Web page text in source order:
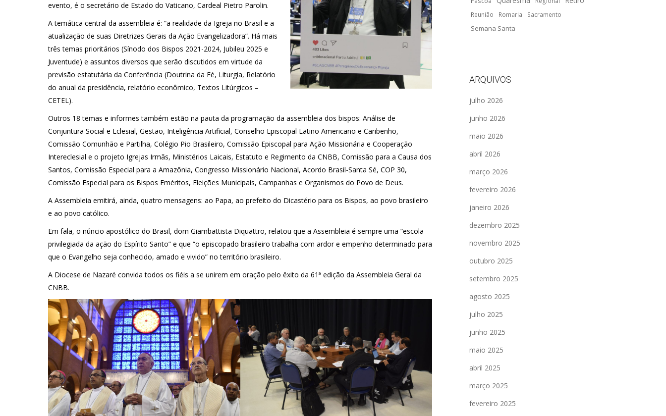
evento, é o secretário de Estado do Vaticano, Cardeal Pietro Parolin.
A temática central da assembleia é: “a realidade da Igreja no Brasil e a
atualização de suas Diretrizes Gerais da Ação Evangelizadora”. Há mais
três temas prioritários (Sínodo dos Bispos 2021-2024, Jubileu 2025 e
Juventude) e assuntos diversos que serão discutidos em virtude da
previsão estatutária da Conferência (Doutrina da Fé, Liturgia, Relatório
do anual da presidência, relatório econômico, Textos Litúrgicos –
CETEL).
Outros 18 temas e informes também estão na pauta da programação da assembleia dos bispos: Análise de
Conjuntura Social e Eclesial, Gestão, Inteligência Artificial, Conselho Episcopal Latino Americano e Caribenho,
Comissão Comunhão e Partilha, Colégio Pio Brasileiro, Comissão Episcopal para Ação Missionária e Cooperação
Intereclesial e o projeto Igrejas Irmãs, Ministérios Laicais, Estatuto e Regimento da CNBB, Comissão para a Causa dos
Santos, Comissão Especial para a Amazônia, Congresso Missionário Nacional, Acordo Brasil-Santa Sé, COP 30,
Comissão Especial para os Bispos Eméritos, Eleições Municipais, Campanhas e Organismos do Povo de Deus.
A Assembleia emitirá, ainda, quatro mensagens: ao Papa, ao prefeito do Dicastério para os Bispos, ao povo brasileiro
e ao povo católico.
Em fala, o núncio apostólico do Brasil, dom Giambattista Diquattro, relatou que a Assembleia é sempre uma “escola
privilegiada da ação do Espírito Santo” e que “o episcopado brasileiro trabalha com ardor e empenho determinado para
que o Evangelho seja conhecido, amado e vivido” no território brasileiro.
A Diocese de Nazaré convida todos os fiéis a se unirem em oração pelo êxito da 61ª edição da Assembleia Geral da
CNBB.
Reunião Romaria Sacramento
Semana Santa
ARQUIVOS
julho 2026
junho 2026
maio 2026
abril 2026
março 2026
fevereiro 2026
janeiro 2026
dezembro 2025
novembro 2025
outubro 2025
setembro 2025
agosto 2025
julho 2025
junho 2025
maio 2025
abril 2025
março 2025
fevereiro 2025